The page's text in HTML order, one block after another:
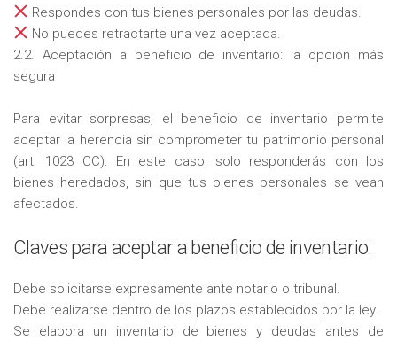
Respondes con tus bienes personales por las deudas.
No puedes retractarte una vez aceptada.
2.2. Aceptación a beneficio de inventario: la opción más
segura
Para evitar sorpresas, el beneficio de inventario permite
aceptar la herencia sin comprometer tu patrimonio personal
(art. 1023 CC). En este caso, solo responderás con los
bienes heredados, sin que tus bienes personales se vean
afectados.
Claves para aceptar a beneficio de inventario:
Debe solicitarse expresamente ante notario o tribunal.
Debe realizarse dentro de los plazos establecidos por la ley.
Se elabora un inventario de bienes y deudas antes de